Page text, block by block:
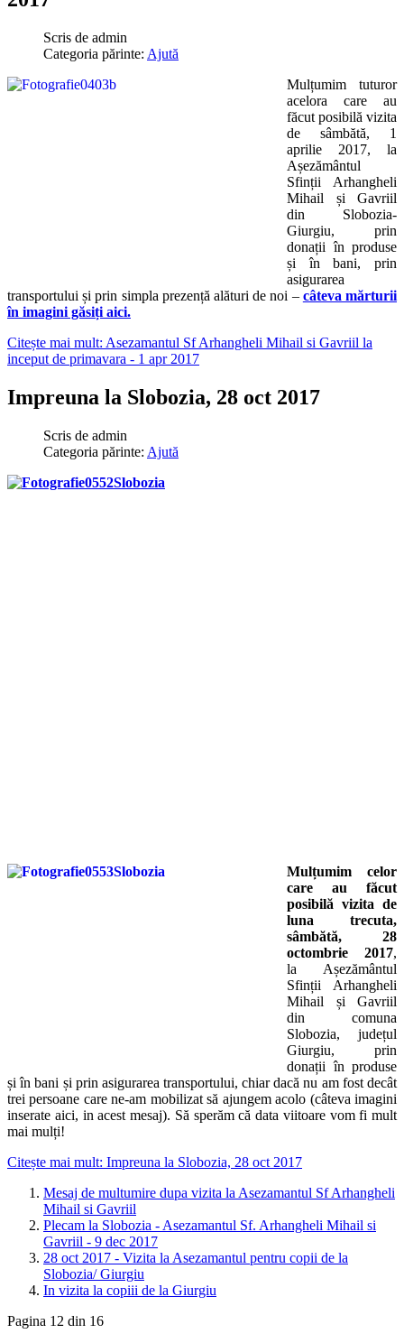
Scris de admin
Categoria părinte: Ajută
Mulțumim tuturor
acelora care au
făcut posibilă vizita
de sâmbătă, 1
aprilie 2017, la
Așezământul
Sfinții Arhangheli
Mihail și Gavriil
din Slobozia-
Giurgiu, prin
donații în produse
și în bani, prin
asigurarea
transportului și prin simpla prezență alături de noi – câteva mărturii
în imagini găsiți aici.
Citește mai mult: Asezamantul Sf Arhangheli Mihail si Gavriil la
inceput de primavara - 1 apr 2017
Impreuna la Slobozia, 28 oct 2017
Scris de admin
Categoria părinte: Ajută
Mulțumim celor
care au făcut
posibilă vizita de
luna trecuta,
sâmbătă, 28
octombrie 2017,
la Așezământul
Sfinții Arhangheli
Mihail și Gavriil
din comuna
Slobozia, județul
Giurgiu, prin
donații în produse
și în bani și prin asigurarea transportului, chiar dacă nu am fost decât
trei persoane care ne-am mobilizat să ajungem acolo (câteva imagini
inserate aici, in acest mesaj). Să sperăm că data viitoare vom fi mult
mai mulți!
Citește mai mult: Impreuna la Slobozia, 28 oct 2017
Mesaj de multumire dupa vizita la Asezamantul Sf Arhangheli
Mihail si Gavriil
Plecam la Slobozia - Asezamantul Sf. Arhangheli Mihail si
Gavriil - 9 dec 2017
28 oct 2017 - Vizita la Asezamantul pentru copii de la
Slobozia/ Giurgiu
In vizita la copiii de la Giurgiu
Pagina 12 din 16